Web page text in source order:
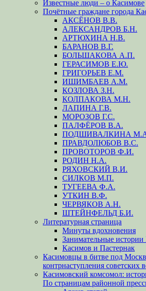
Известные люди – о Касимове
Почётные граждане города
АКСЁНОВ В.В.
АЛЕКСАНДРОВ Б.Н.
АРТЮХИНА Н.В.
БАРАНОВ В.Г.
БОЛЬШАКОВА А.П.
ГЕРАСИМОВ Е.Ю.
ГРИГОРЬЕВ Е.М.
ИШИМБАЕВ А.М.
КОЗЛОВА З.Н.
КОЛПАКОВА М.Н.
ЛАПИНА Г.В.
МОРОЗОВ Г.С.
ПАЛФЁРОВ В.А.
ПОДШИВАЛКИНА
ПРАВДОЛЮБОВ В.С.
ПРОВОТОРОВ Ф.И.
РОДИН Н.А.
РЯХОВСКИЙ В.И.
СИЛКОВ М.П.
ТУГЕЕВА Ф.А.
УТКИН В.Ф.
ЧЕРВЯКОВ А.Н.
ШТЕЙНФЕЛЬД Б.И.
Литературная страница
Минуты вдохновения
Занимательные истории
Касимов и Пастернак
Касимовцы в битве под
контрнаступления советских
Касимовский комсомол:
По страницам районной